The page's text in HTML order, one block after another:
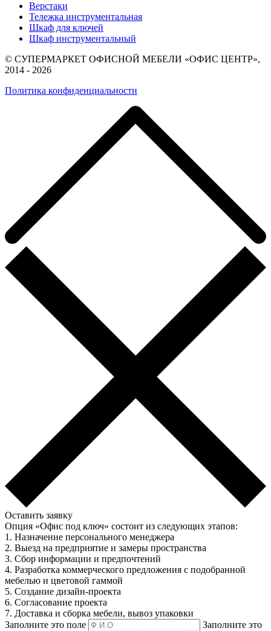
Верстаки
Тележка инструментальная
Шкаф для ключей
Шкаф инструментальный
© СУПЕРМАРКЕТ ОФИСНОЙ МЕБЕЛИ «ОФИС ЦЕНТР»,
2014 - 2026
Политика конфиденциальности
Оставить заявку
Опция «Офис под ключ» состоит из следующих этапов:
1. Назначение персонального менеджера
2. Выезд на предприятие и замеры пространства
3. Сбор информации и предпочтений
4. Разработка коммерческого предложения с подобранной
мебелью и цветовой гаммой
5. Создание дизайн-проекта
6. Согласование проекта
7. Доставка и сборка мебели, вывоз упаковки
Заполните это поле
Заполните это